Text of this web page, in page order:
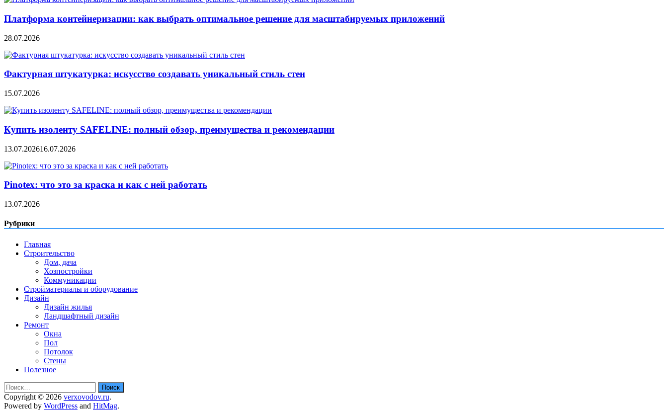
Платформа контейнеризации: как выбрать оптимальное решение для масштабируемых приложений
28.07.2026
Фактурная штукатурка: искусство создавать уникальный стиль стен
15.07.2026
Купить изоленту SAFELINE: полный обзор, преимущества и рекомендации
13.07.202616.07.2026
Pinotex: что это за краска и как с ней работать
13.07.2026
Рубрики
Главная
Строительство
Дом, дача
Хозпостройки
Коммуникации
Стройматериалы и оборудование
Дизайн
Дизайн жилья
Ландшафтный дизайн
Ремонт
Окна
Пол
Потолок
Стены
Полезное
Найти:
Copyright © 2026 verxovodov.ru.
Powered by WordPress and HitMag.